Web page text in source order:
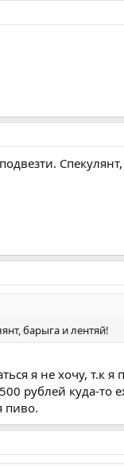
барыга и лентяй!
я не хочу, т.к
рублей куда-то
пиво.